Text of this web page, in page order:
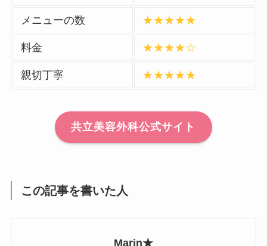
メニューの数 ★★★★★
料金 ★★★★☆
親切丁寧 ★★★★★
共立美容外科公式サイト
この記事を書いた人
Marin★